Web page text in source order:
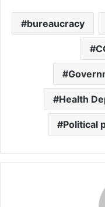
bureaucracy
Health
Political